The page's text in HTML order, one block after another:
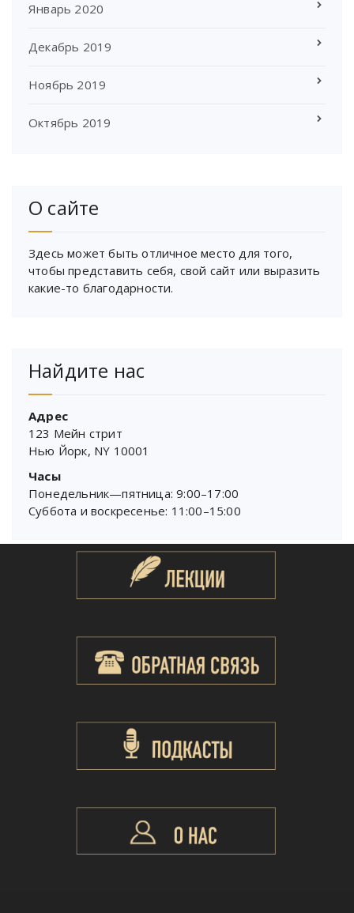
Январь 2020
Декабрь 2019
Ноябрь 2019
Октябрь 2019
О сайте
Здесь может быть отличное место для того,
чтобы представить себя, свой сайт или выразить
какие-то благодарности.
Найдите нас
Адрес
123 Мейн стрит
Нью Йорк, NY 10001
Часы
Понедельник—пятница: 9:00–17:00
Суббота и воскресенье: 11:00–15:00